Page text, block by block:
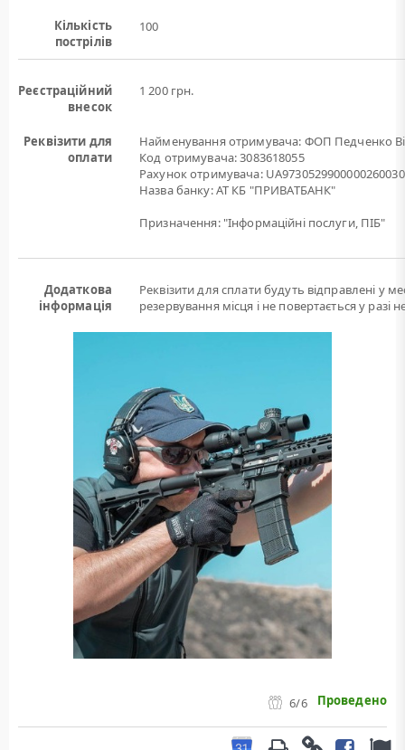
Кількість
пострілів
100
Реєстраційний
внесок
1 200 грн.
Реквізити для
оплати
Найменування отримувача: ФОП Педченко
Код отримувача: 3083618055
Рахунок отримувача:
Назва банку: АТ КБ "ПРИВАТБАНК"
Призначення: "Інформаційні послуги, ПІБ"
Додаткова
інформація
Реквізити для сплати будуть відправлені у
резервування місця і не повертається у разі
6/6 Проведено